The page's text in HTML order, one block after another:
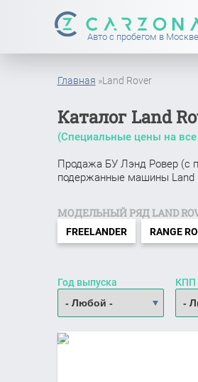
Авто с пробегом в Москве
Главная »Land Rover
Каталог Land
(Специальные цены на
Продажа БУ Лэнд Ровер (с
подержанные машины Land
МОДЕЛЬНЫЙ РЯД LAND
FREELANDER RANGE
Год выпуска КПП